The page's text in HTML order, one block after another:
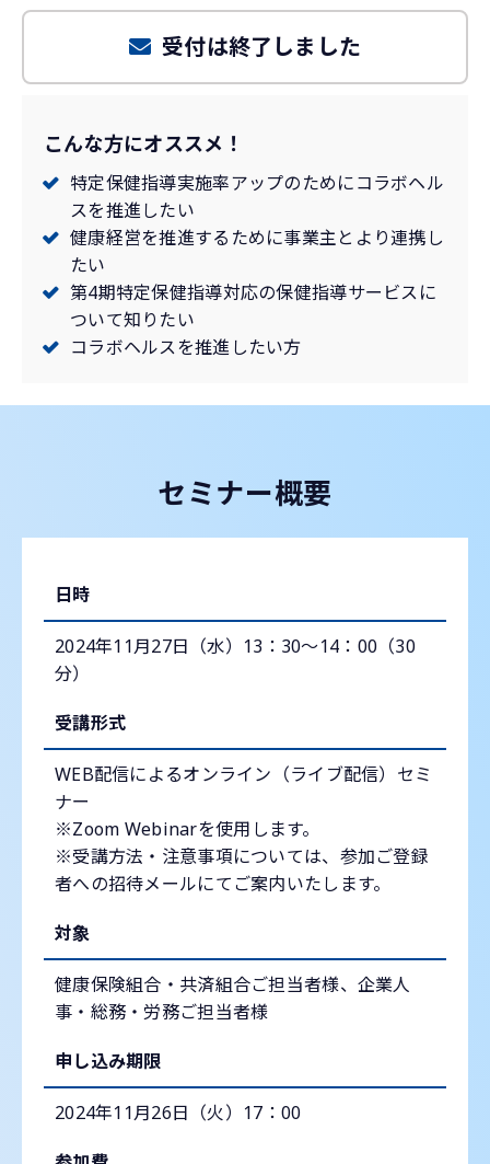
受付は終了しました
こんな方にオススメ！
特定保健指導実施率アップのためにコラボヘル
スを推進したい
健康経営を推進するために事業主とより連携し
たい
第4期特定保健指導対応の保健指導サービスに
ついて知りたい
コラボヘルスを推進したい方
セミナー概要
日時
2024年11月27日（水）13：30～14：00（30
分）
受講形式
WEB配信によるオンライン（ライブ配信）セミ
ナー
※Zoom Webinarを使用します。
※受講方法・注意事項については、参加ご登録
者への招待メールにてご案内いたします。
対象
健康保険組合・共済組合ご担当者様、企業人
事・総務・労務ご担当者様
申し込み期限
2024年11月26日（火）17：00